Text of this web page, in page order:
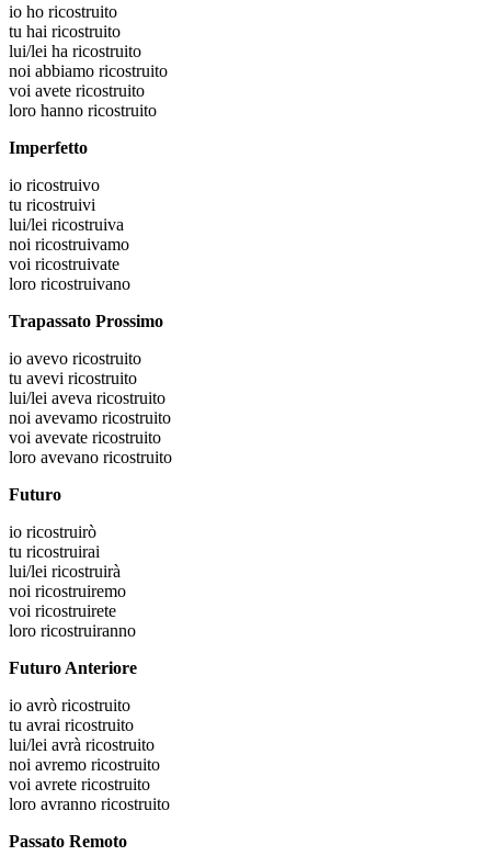
io ho ricostruito
tu hai ricostruito
lui/lei ha ricostruito
noi abbiamo ricostruito
voi avete ricostruito
loro hanno ricostruito
Imperfetto
io ricostruivo
tu ricostruivi
lui/lei ricostruiva
noi ricostruivamo
voi ricostruivate
loro ricostruivano
Trapassato Prossimo
io avevo ricostruito
tu avevi ricostruito
lui/lei aveva ricostruito
noi avevamo ricostruito
voi avevate ricostruito
loro avevano ricostruito
Futuro
io ricostruirò
tu ricostruirai
lui/lei ricostruirà
noi ricostruiremo
voi ricostruirete
loro ricostruiranno
Futuro Anteriore
io avrò ricostruito
tu avrai ricostruito
lui/lei avrà ricostruito
noi avremo ricostruito
voi avrete ricostruito
loro avranno ricostruito
Passato Remoto